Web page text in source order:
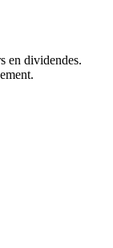
en dividendes.